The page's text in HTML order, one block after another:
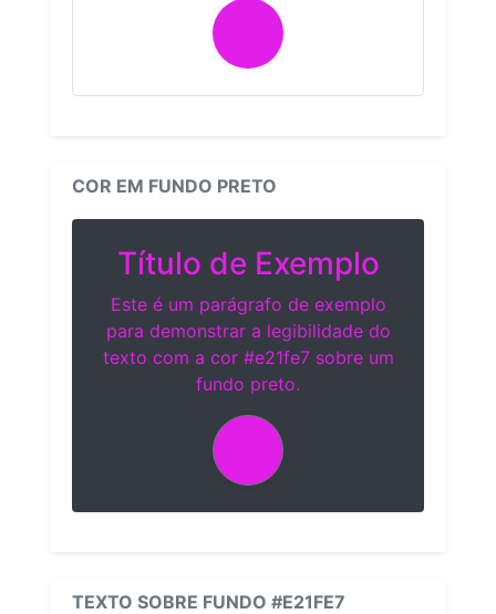
COR EM FUNDO PRETO
Título de Exemplo
Este é um parágrafo de exemplo
para demonstrar a legibilidade do
texto com a cor #e21fe7 sobre um
fundo preto.
TEXTO SOBRE FUNDO #E21FE7